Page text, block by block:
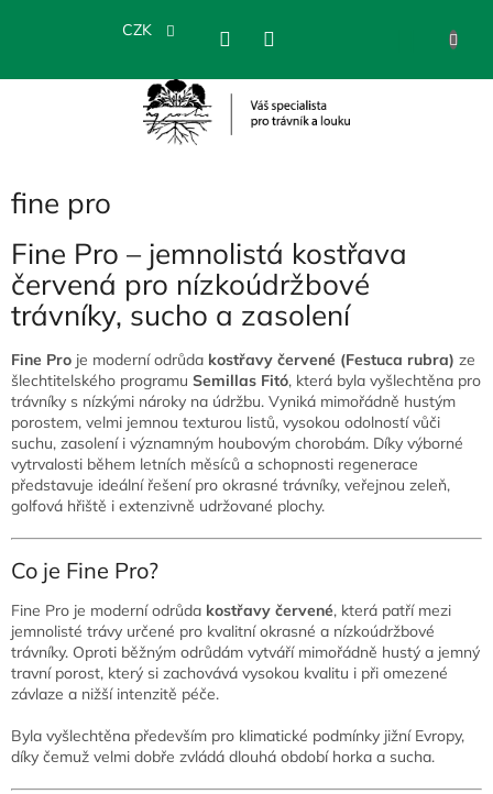
CZK
fine pro
Fine Pro – jemnolistá kostřava
červená pro nízkoúdržbové
trávníky, sucho a zasolení
Fine Pro je moderní odrůda kostřavy červené (Festuca rubra) ze
šlechtitelského programu Semillas Fitó, která byla vyšlechtěna pro
trávníky s nízkými nároky na údržbu. Vyniká mimořádně hustým
porostem, velmi jemnou texturou listů, vysokou odolností vůči
suchu, zasolení i významným houbovým chorobám. Díky výborné
vytrvalosti během letních měsíců a schopnosti regenerace
představuje ideální řešení pro okrasné trávníky, veřejnou zeleň,
golfová hřiště i extenzivně udržované plochy.
Co je Fine Pro?
Fine Pro je moderní odrůda kostřavy červené, která patří mezi
jemnolisté trávy určené pro kvalitní okrasné a nízkoúdržbové
trávníky. Oproti běžným odrůdám vytváří mimořádně hustý a jemný
travní porost, který si zachovává vysokou kvalitu i při omezené
závlaze a nižší intenzitě péče.
Byla vyšlechtěna především pro klimatické podmínky jižní Evropy,
díky čemuž velmi dobře zvládá dlouhá období horka a sucha.